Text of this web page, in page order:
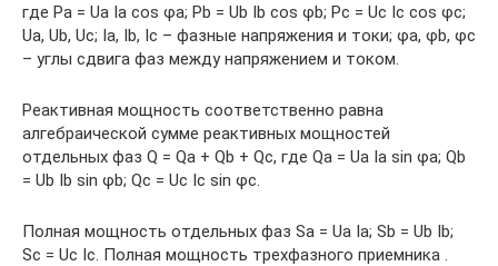
где Pa = Ua Ia cos φa; Pb = Ub Ib cos φb; Pc = Uc Ic cos φc;
Ua, Ub, Uc; Ia, Ib, Ic – фазные напряжения и токи; φa, φb, φc
– углы сдвига фаз между напряжением и током.
Реактивная мощность соответственно равна
алгебраической сумме реактивных мощностей
отдельных фаз Q = Qa + Qb + Qc, где Qa = Ua Ia sin φa; Qb
= Ub Ib sin φb; Qc = Uc Ic sin φc.
Полная мощность отдельных фаз Sa = Ua Ia; Sb = Ub Ib;
Sc = Uc Ic. Полная мощность трехфазного приемника .